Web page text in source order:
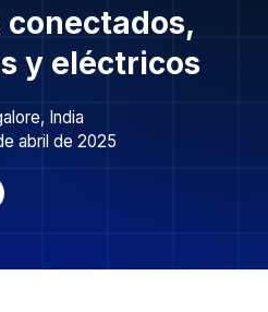
y eléctricos
India
abril de 2025